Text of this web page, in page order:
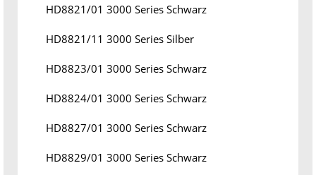
HD8821/01 3000 Series Schwarz
HD8821/11 3000 Series Silber
HD8823/01 3000 Series Schwarz
HD8824/01 3000 Series Schwarz
HD8827/01 3000 Series Schwarz
HD8829/01 3000 Series Schwarz